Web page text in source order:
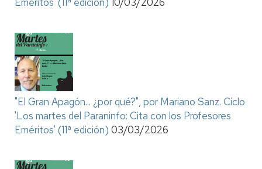
"El Gran Apagón... ¿por qué?", por Mariano Sanz. Ciclo
'Los martes del Paraninfo: Cita con los Profesores
Eméritos' (11ª edición) 03/03/2026